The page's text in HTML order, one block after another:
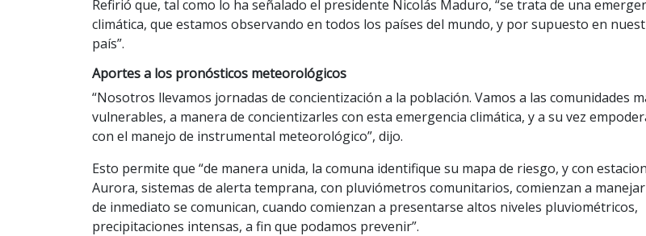
Refirió que, tal como lo ha señalado el presidente Nicolás Maduro, “se trata de una
climática, que estamos observando en todos los países del mundo, y por supuesto en
país”.
Aportes a los pronósticos meteorológicos
“Nosotros llevamos jornadas de concientización a la población. Vamos a las comunidades
vulnerables, a manera de concientizarles con esta emergencia climática, y a su vez
con el manejo de instrumental meteorológico”, dijo.
Esto permite que “de manera unida, la comuna identifique su mapa de riesgo, y con
Aurora, sistemas de alerta temprana, con pluviómetros comunitarios, comienzan a
de inmediato se comunican, cuando comienzan a presentarse altos niveles pluviométricos,
precipitaciones intensas, a fin que podamos prevenir”.